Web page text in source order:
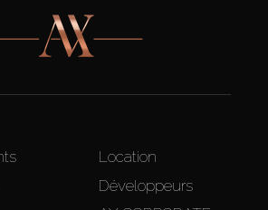
Location
Développeurs